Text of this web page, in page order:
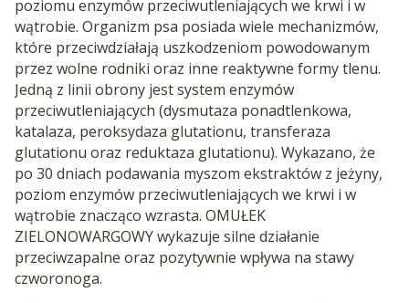
poziomu enzymów przeciwutleniających we krwi i w
wątrobie. Organizm psa posiada wiele mechanizmów,
które przeciwdziałają uszkodzeniom powodowanym
przez wolne rodniki oraz inne reaktywne formy tlenu.
Jedną z linii obrony jest system enzymów
przeciwutleniających (dysmutaza ponadtlenkowa,
katalaza, peroksydaza glutationu, transferaza
glutationu oraz reduktaza glutationu). Wykazano, że
po 30 dniach podawania myszom ekstraktów z jeżyny,
poziom enzymów przeciwutleniających we krwi i w
wątrobie znacząco wzrasta. OMUŁEK
ZIELONOWARGOWY wykazuje silne działanie
przeciwzapalne oraz pozytywnie wpływa na stawy
czworonoga.